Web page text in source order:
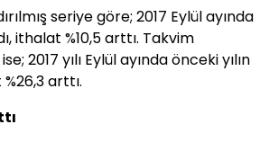
seriye göre; 2017 Eylül ayında
ithalat %10,5 arttı. Takvim
2017 yılı Eylül ayında önceki yılın
arttı.